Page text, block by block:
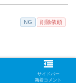
NG 削除依頼
サイドバー
新着コメント